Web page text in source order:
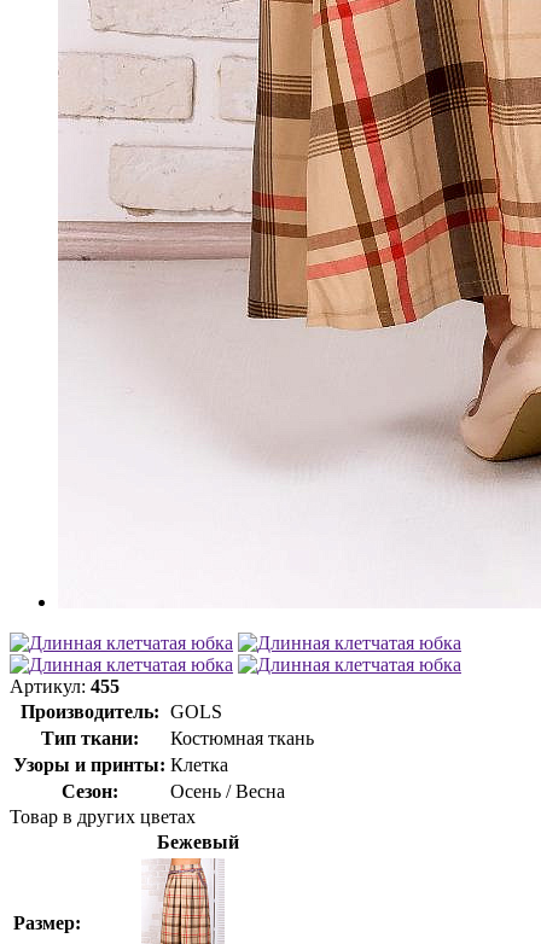
Артикул: 455
Производитель: GOLS
Тип ткани:
Костюмная ткань
Узоры и принты: Клетка
Сезон:
Осень / Весна
Товар в других цветах
Бежевый
Размер: